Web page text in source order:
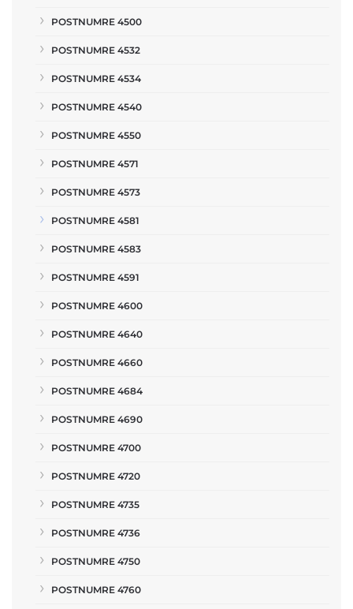
POSTNUMRE 4500
POSTNUMRE 4532
POSTNUMRE 4534
POSTNUMRE 4540
POSTNUMRE 4550
POSTNUMRE 4571
POSTNUMRE 4573
POSTNUMRE 4581
POSTNUMRE 4583
POSTNUMRE 4591
POSTNUMRE 4600
POSTNUMRE 4640
POSTNUMRE 4660
POSTNUMRE 4684
POSTNUMRE 4690
POSTNUMRE 4700
POSTNUMRE 4720
POSTNUMRE 4735
POSTNUMRE 4736
POSTNUMRE 4750
POSTNUMRE 4760